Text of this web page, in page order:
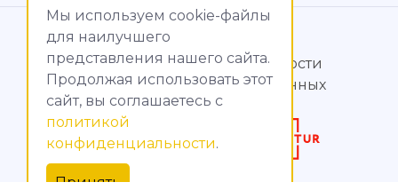
Мы используем cookie-файлы
для наилучшего
представления нашего сайта.
Продолжая использовать этот
сайт, вы соглашаетесь c
политикой
конфиденциальности.
Принять
© МагияТока, 2015 – 2026
Политика конфиденциальности
Обработка персональных данных
Создание сайтов
Продвижение сайтов